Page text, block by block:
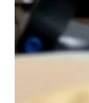
En Ad Astra,